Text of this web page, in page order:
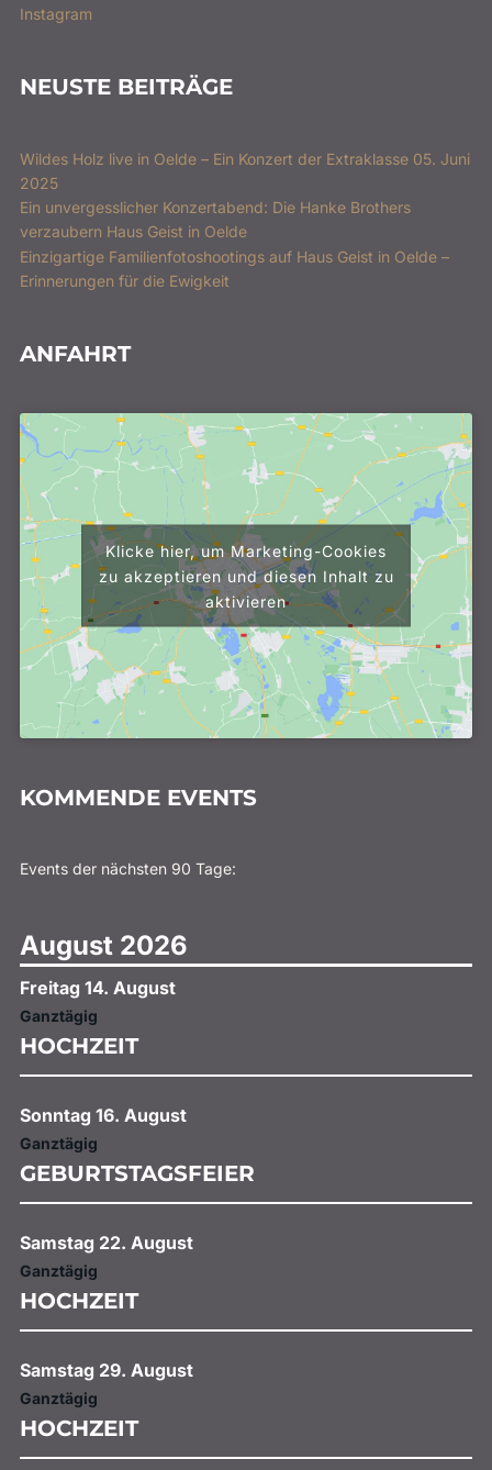
Instagram
NEUSTE BEITRÄGE
Wildes Holz live in Oelde – Ein Konzert der Extraklasse 05. Juni
2025
Ein unvergesslicher Konzertabend: Die Hanke Brothers
verzaubern Haus Geist in Oelde
Einzigartige Familienfotoshootings auf Haus Geist in Oelde –
Erinnerungen für die Ewigkeit
ANFAHRT
Klicke hier, um Marketing-Cookies
zu akzeptieren und diesen Inhalt zu
aktivieren
KOMMENDE EVENTS
Events der nächsten 90 Tage:
August 2026
Freitag 14. August
Ganztägig
HOCHZEIT
Sonntag 16. August
Ganztägig
GEBURTSTAGSFEIER
Samstag 22. August
Ganztägig
HOCHZEIT
Samstag 29. August
Ganztägig
HOCHZEIT